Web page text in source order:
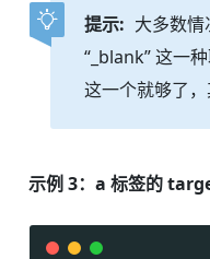
提示: 大多数
“_blank” 这一
这一个就够了，
示例 3：a 标签的